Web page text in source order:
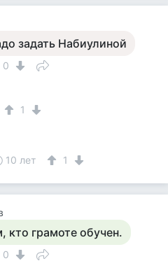
задать Набиулиной
0
1
10 лет 1
кто грамоте обучен.
0